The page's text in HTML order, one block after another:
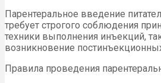
Парентеральное введение
требует строгого соблюдения
техники выполнения инъекций,
возникновение
Правила проведения